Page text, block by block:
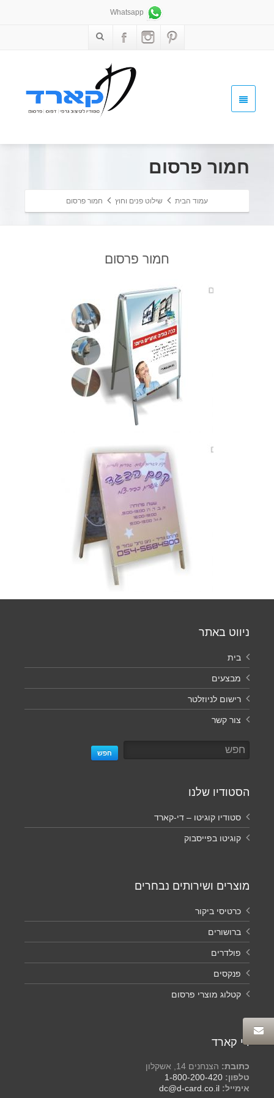
חמור פרסום
עמוד הבית שילוט פנים וחוץ חמור פרסום
חמור פרסום
ניווט באתר
בית
מבצעים
רישום לניוזלטר
צור קשר
חפש
הסטודיו שלנו
סטודיו קוגיטו – די-קארד
קוגיטו בפייסבוק
מוצרים ושירותים נבחרים
כרטיסי ביקור
ברושורים
פולדרים
פנקסים
קטלוג מוצרי פרסום
די קארד
כתובת: הצנחנים 14, אשקלון
טלפון: 1-800-200-420
אימייל: dc@d-card.co.il